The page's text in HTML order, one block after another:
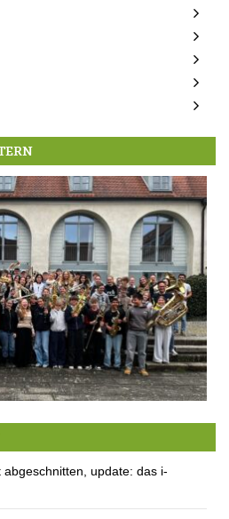
Gymnasiums Kempfenhausen
abgeschnitten, update: das i-